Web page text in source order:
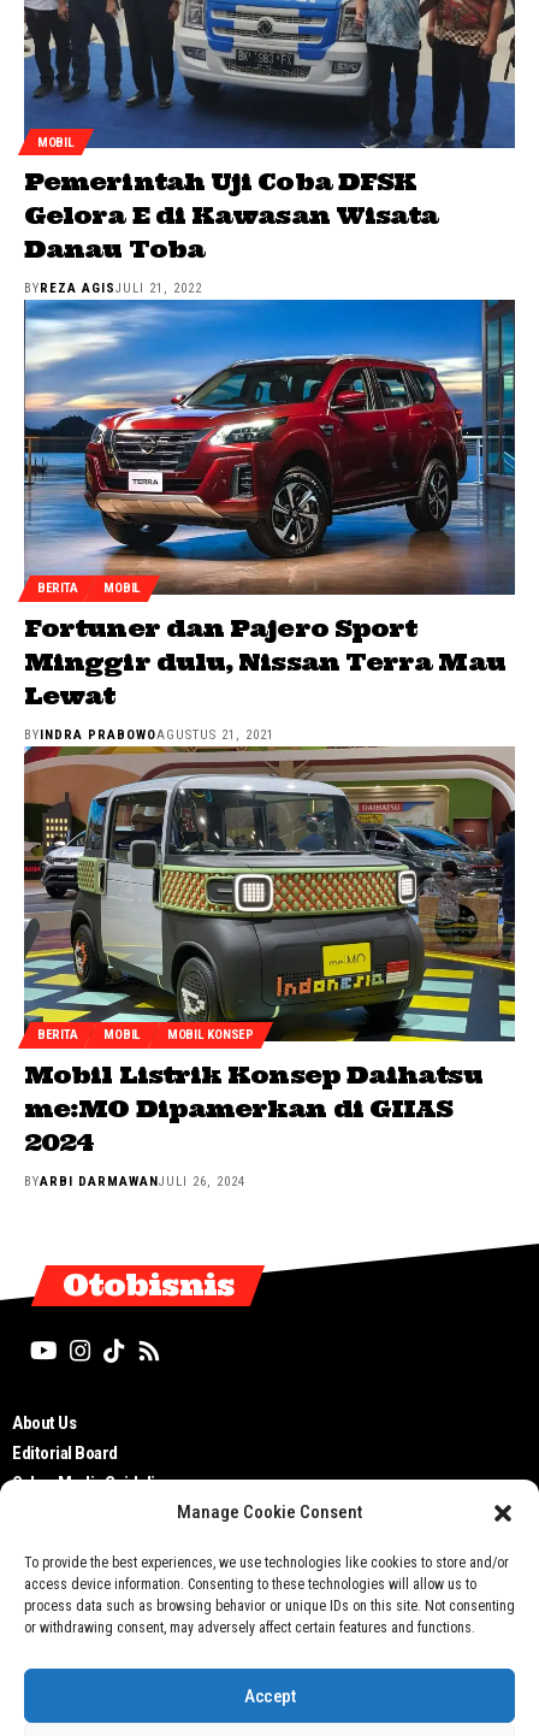
Manage Cookie Consent
To provide the best experiences, we use technologies like cookies to store and/or
access device information. Consenting to these technologies will allow us to
process data such as browsing behavior or unique IDs on this site. Not consenting
or withdrawing consent, may adversely affect certain features and functions.
Accept
MOBIL
Pemerintah Uji Coba DFSK
Gelora E di Kawasan Wisata
Danau Toba
BY REZA AGISJULI 21, 2022
BERITA MOBIL
Fortuner dan Pajero Sport
Minggir dulu, Nissan Terra Mau
Lewat
BYINDRA PRABOWOAGUSTUS 21, 2021
BERITA MOBIL MOBIL KONSEP
Mobil Listrik Konsep Daihatsu
me:MO Dipamerkan di GIIAS
2024
BYARBI DARMAWANJULI 26, 2024
Otobisnis
About Us
Editorial Board
Cyber Media Guidelines
Privacy Policy
Contact Us